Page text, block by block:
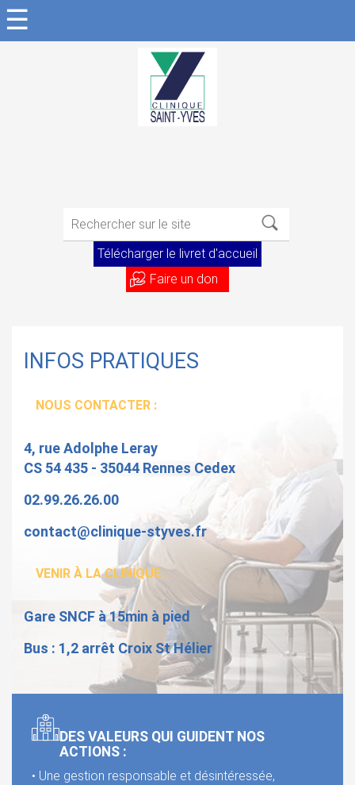
Télécharger le livret d'accueil
Faire un don
☰
INFOS PRATIQUES
NOUS CONTACTER :
4, rue Adolphe Leray
CS 54 435 - 35044 Rennes Cedex
02.99.26.26.00
contact@clinique-styves.fr
VENIR À LA CLINIQUE :
Gare SNCF à 15min à pied
Bus : 1,2 arrêt Croix St Hélier
DES VALEURS QUI GUIDENT NOS
ACTIONS :
• Une gestion responsable et désintéressée,